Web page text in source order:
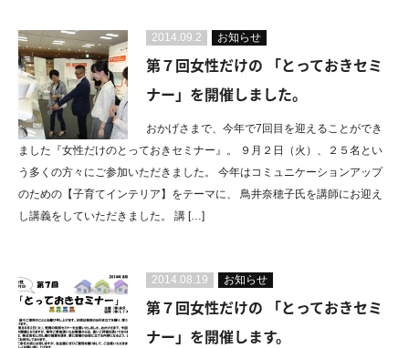
2014.09.2 お知らせ
第７回女性だけの 「とっておきセミ
ナー」を開催しました。
おかげさまで、今年で7回目を迎えることができ
ました『女性だけのとっておきセミナー』。 ９月２日（火）、２５名とい
う多くの方々にご参加いただきました。 今年はコミュニケーションアップ
のための【子育てインテリア】をテーマに、 鳥井奈穂子氏を講師にお迎え
し講義をしていただきました。 講 […]
2014.08.19 お知らせ
第７回女性だけの 「とっておきセミ
ナー」を開催します。